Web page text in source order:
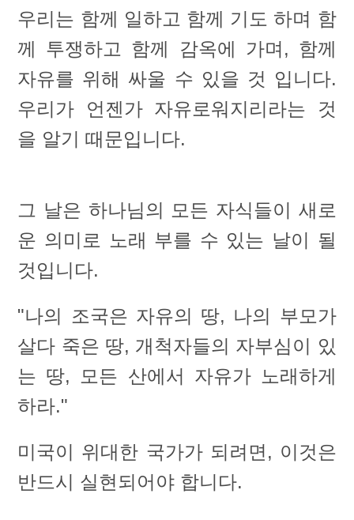
우리는 함께 일하고 함께 기도 하며 함
께 투쟁하고 함께 감옥에 가며, 함께
자유를 위해 싸울 수 있을 것 입니다.
우리가 언젠가 자유로워지리라는 것
을 알기 때문입니다.
그 날은 하나님의 모든 자식들이 새로
운 의미로 노래 부를 수 있는 날이 될
것입니다.
"나의 조국은 자유의 땅, 나의 부모가
살다 죽은 땅, 개척자들의 자부심이 있
는 땅, 모든 산에서 자유가 노래하게
하라."
미국이 위대한 국가가 되려면, 이것은
반드시 실현되어야 합니다.